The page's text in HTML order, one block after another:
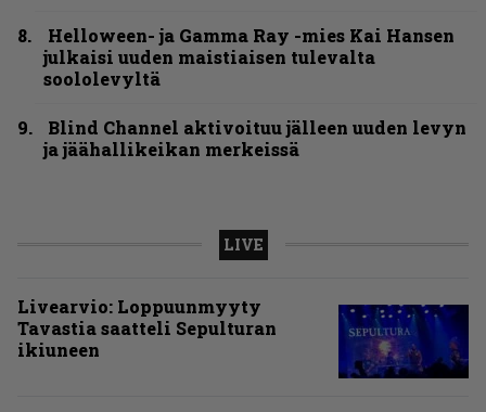
Helloween- ja Gamma Ray -mies Kai Hansen
julkaisi uuden maistiaisen tulevalta
soololevyltä
Blind Channel aktivoituu jälleen uuden levyn
ja jäähallikeikan merkeissä
LIVE
Livearvio: Loppuunmyyty
Tavastia saatteli Sepulturan
ikiuneen